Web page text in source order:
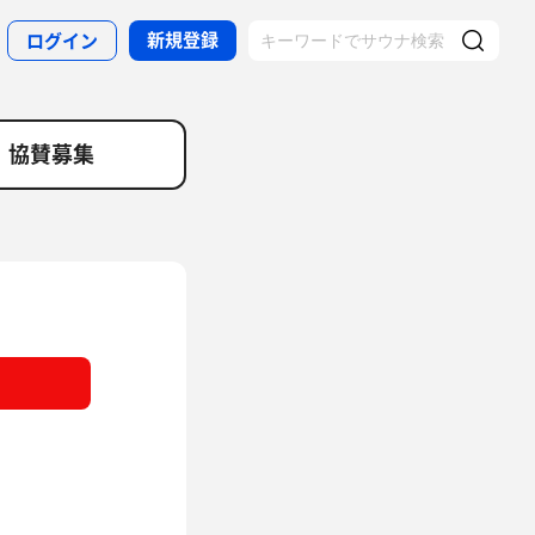
ログイン 新規登録
協賛募集